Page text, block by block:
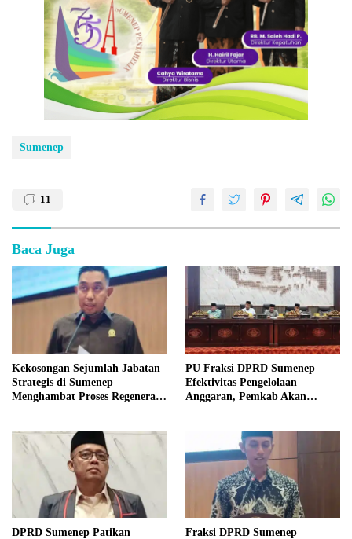
Sumenep
11
Baca Juga
Kekosongan Sejumlah Jabatan
Strategis di Sumenep
Menghambat Proses Regenerasi
PU Fraksi DPRD Sumenep
Efektivitas Pengelolaan
Anggaran, Pemkab Akan
DPRD Sumenep Patikan
Fraksi DPRD Sumenep